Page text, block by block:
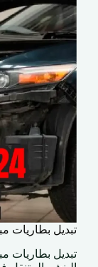
تبديل بطاريات مبارك